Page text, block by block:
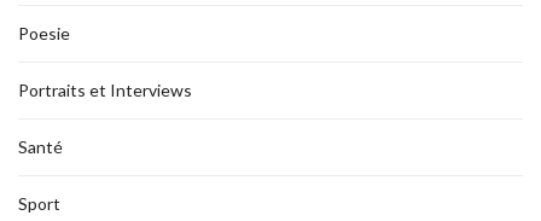
Poesie
Portraits et Interviews
Santé
Sport